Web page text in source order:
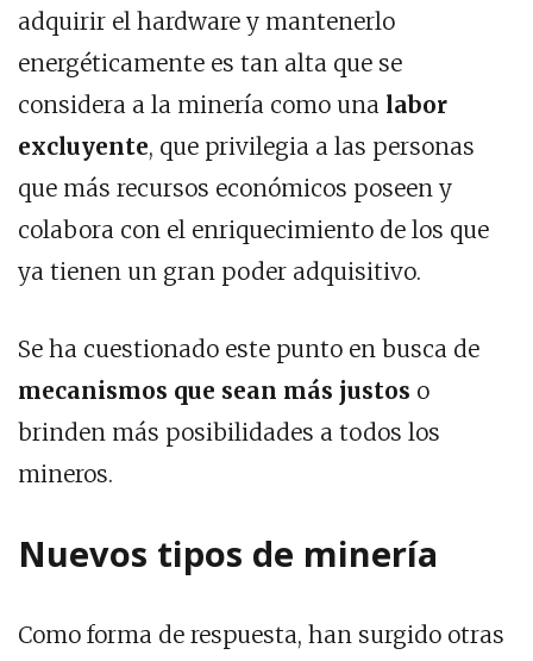
adquirir el hardware y mantenerlo
energéticamente es tan alta que se
considera a la minería como una labor
excluyente, que privilegia a las personas
que más recursos económicos poseen y
colabora con el enriquecimiento de los que
ya tienen un gran poder adquisitivo.
Se ha cuestionado este punto en busca de
mecanismos que sean más justos o
brinden más posibilidades a todos los
mineros.
Nuevos tipos de minería
Como forma de respuesta, han surgido otras